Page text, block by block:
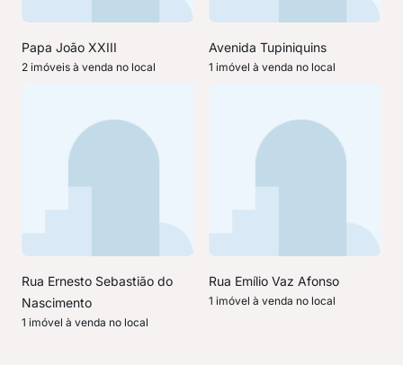
Papa João XXIII
2 imóveis à venda no local
Avenida Tupiniquins
1 imóvel à venda no local
Rua Ernesto Sebastião do
Nascimento
1 imóvel à venda no local
Rua Emílio Vaz Afonso
1 imóvel à venda no local